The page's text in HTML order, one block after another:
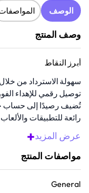
الوصف
وصف المنتج
أبرز النقاط
سهولة الاسترداد من
توصيل رقمي للإهداء
تُضيف رصيدًا إلى حساب
رائعة للتطبيقات والألعاب
تساعد على التحكم في
احصل على بطاقة الهدية هذه
والأفلام وغيرها الكثير.
عرض المزيد+
مواصفات المنتج
General